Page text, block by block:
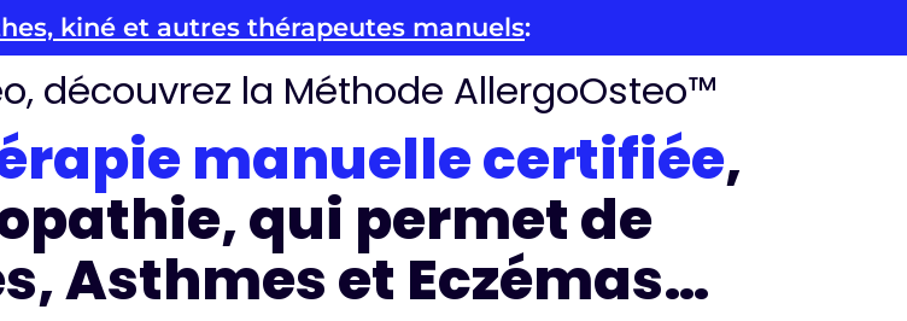
kiné et autres thérapeutes manuels:
découvrez la Méthode AllergoOsteo™
manuelle certifiée,
qui permet de
Asthmes et Eczémas…